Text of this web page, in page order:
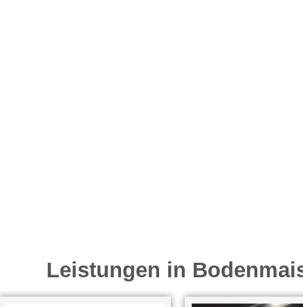
Leistungen in